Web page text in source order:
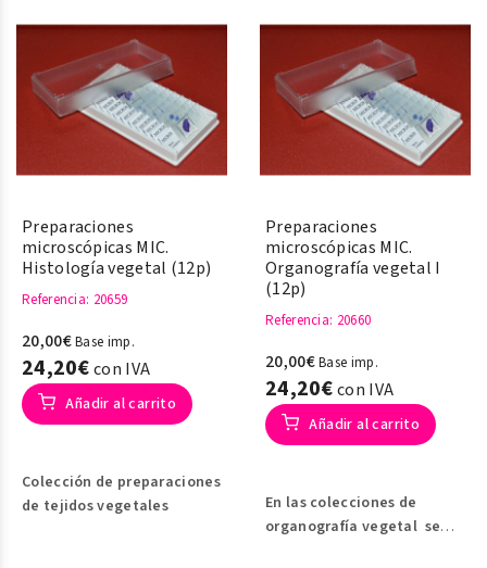
encuentran dentro de las
células vegetales.
formas de las células en los
Preparaciones
microscópicas MIC.
Histología vegetal (12p)
Referencia: 20659
20,00€Base imp.
24,20€con IVA
Añadir al carrito
Colección de preparaciones
de tejidos vegetales
Preparaciones
microscópicas MIC.
Organografía vegetal I
(12p)
Referencia: 20660
20,00€Base imp.
24,20€con IVA
Añadir al carrito
En las colecciones de
organografía vegetal se